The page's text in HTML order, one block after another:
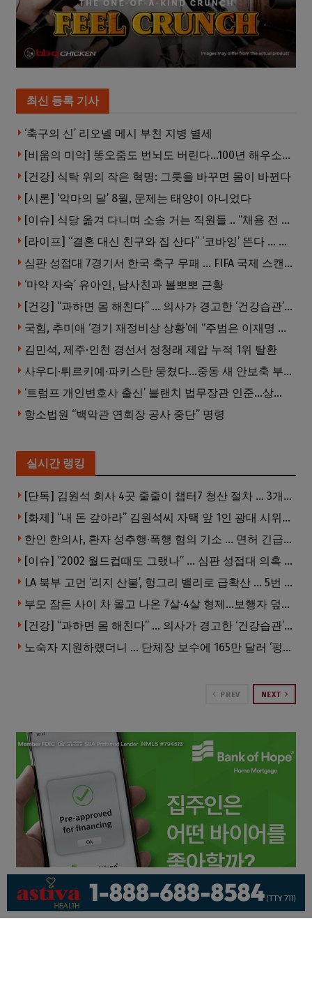
최신 등록 기사
‘축구의 신’ 리오넬 메시 부친 지병 별세
[비움의 미악] 똥오줌도 번뇌도 버린다…100년 해우소의 철학
[건강] 식탁 위의 작은 혁명: 그릇을 바꾸면 몸이 바뀐다
[시론] ‘악마의 달’ 8월, 문제는 태양이 아니었다
[이슈] 식당 옮겨 다니며 소송 거는 직원들 .. “채용 전 반드시 확인해야”
[라이프] “결혼 대신 친구와 집 산다” ‘코바잉’ 뜬다 … 내 집 마련 공식 바뀌었다
심판 성접대 7경기서 한국 축구 무패 … FIFA 국제 스캔들 번지나
‘마약 자숙’ 유아인, 남사친과 볼뽀뽀 근황
[건강] “과하면 몸 해친다” … 의사가 경고한 ‘건강습관’ 5가지
국힘, 추미애 ‘경기 재정비상 상황’에 “주범은 이재명 전 지사”
김민석, 제주·인천 경선서 정청래 제압 누적 1위 탈환
사우디·튀르키예·파키스탄 뭉쳤다…중동 새 안보축 부상하나
‘트럼프 개인변호사 출신’ 블랜치 법무장관 인준…상원 50대49 가결
항소법원 “백악관 연회장 공사 중단” 명령
실시간 랭킹
[단독] 김원석 회사 4곳 줄줄이 챕터7 청산 절차 … 3개 법인 같은 날 동시 파산 신청
[화제] “내 돈 갚아라” 김원석씨 자택 앞 1인 광대 시위 … 한인 투자사, “108만 달러 못받아”
한인 한의사, 환자 성추행·폭행 혐의 기소 … 면허 긴급정지
[이슈] “2002 월드컵때도 그랬나” … 심판 성접대 의혹 해외로 일파만파, 4강 신화까지 불똥
LA 북부 고먼 ‘리지 산불’, 헝그리 밸리로 급확산 … 5번 Fwy 양방향 전면 폐쇄
부모 잠든 사이 차 몰고 나온 7살·4살 형제…보행자 덮쳐 중태
[건강] “과하면 몸 해친다” … 의사가 경고한 ‘건강습관’ 5가지
노숙자 지원하랬더니 … 단체장 보수에 165만 달러 ‘펑펑’
PREV NEXT